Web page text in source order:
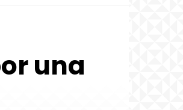
una